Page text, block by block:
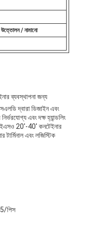
/ নামানো
ব্যবস্থাপনা জন্য
দ্বারা ডিজাইন এবং
এবং দক্ষ হ্যান্ডলিং
20'-40' কনটেইনার
এবং লজিস্টিক
পিস